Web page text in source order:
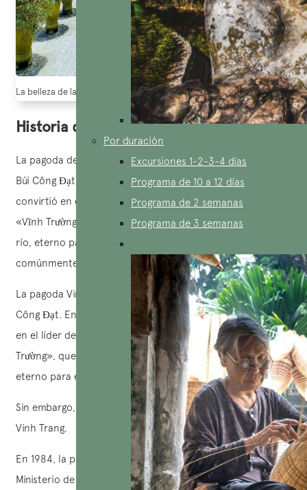
Por duración
Excursiones 1-2-3-4 días
Programa de 10 a 12 días
Programa de 2 semanas
Programa de 3 semanas
La belleza de la pagoda vinh trang (Fuente: Du lịch miền tây)
Historia de la pagoda Vinh Trang
La pagoda de Vinh Trang fue construida en 1849 por el Sr.
Bùi Công Đạt. En 1894, el monje Thích Huệ Đăng se
convirtió en el líder de la pagoda y la renombró como
«Vĩnh Trường», que significa «eterno para la montaña y el
río, eterno para el cielo y la tierra». Sin embargo,
comúnmente se la conoce como pagoda Vinh Trang.
La pagoda Vinh Trang fue construida en 1849 por el Sr. Bùi
Công Đạt. En 1894, el monje Thích Huệ Đăng se convirtió
en el líder de la pagoda y la renombró como «Vĩnh
Trường», que significa «eterno para la montaña y el río,
eterno para el cielo y la tierra».
Sin embargo, comúnmente se la conoce como pagoda
Vinh Trang.
En 1984, la pagoda Vinh Trang fue reconocida por el
Ministerio de Cultura, Deportes y Turismo de Vietnam